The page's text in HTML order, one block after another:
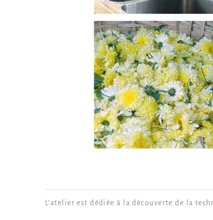
L'atelier est dédiée à la découverte de la